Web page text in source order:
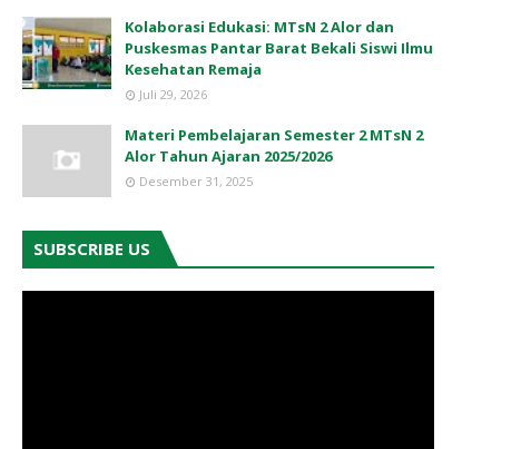
Kolaborasi Edukasi: MTsN 2 Alor dan
Puskesmas Pantar Barat Bekali Siswi Ilmu
Kesehatan Remaja
Juli 29, 2026
Materi Pembelajaran Semester 2 MTsN 2
Alor Tahun Ajaran 2025/2026
Desember 31, 2025
SUBSCRIBE US